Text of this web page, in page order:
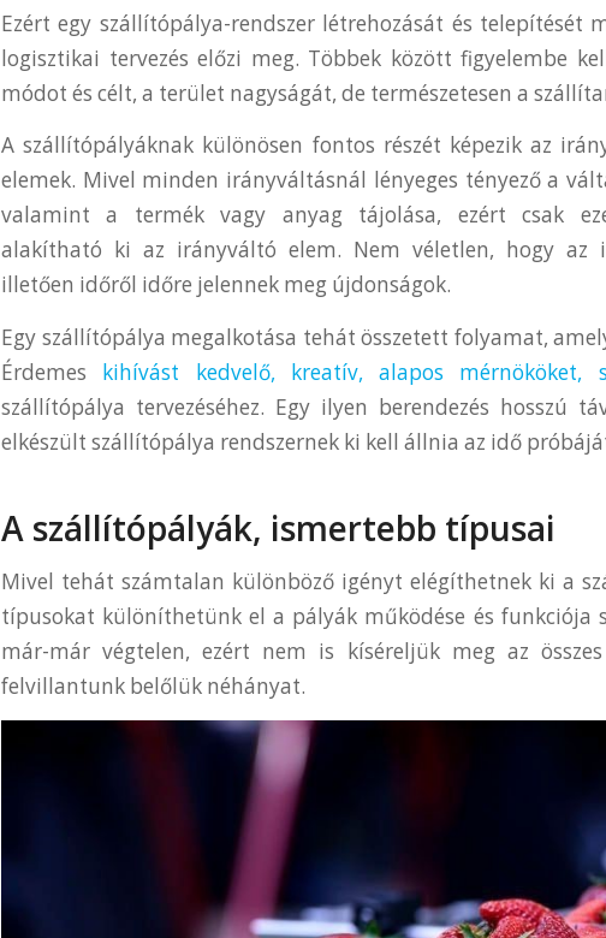
Ezért egy szállítópálya-rendszer létrehozását és telepítését
logisztikai tervezés előzi meg. Többek között figyelembe
módot és célt, a terület nagyságát, de természetesen a
A szállítópályáknak különösen fontos részét képezik az
elemek. Mivel minden irányváltásnál lényeges tényező a
valamint a termék vagy anyag tájolása, ezért csak
alakítható ki az irányváltó elem. Nem véletlen, hogy az
illetően időről időre jelennek meg újdonságok.
Egy szállítópálya megalkotása tehát összetett folyamat,
Érdemes kihívást kedvelő, kreatív, alapos mérnököket,
szállítópálya tervezéséhez. Egy ilyen berendezés hosszú
elkészült szállítópálya rendszernek ki kell állnia az idő
A szállítópályák, ismertebb típusai
Mivel tehát számtalan különböző igényt elégíthetnek ki a
típusokat különíthetünk el a pályák működése és funkciója
már-már végtelen, ezért nem is kíséreljük meg az
felvillantunk belőlük néhányat.